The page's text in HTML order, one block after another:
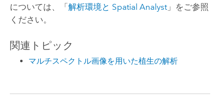
については、「 解析環境と Spatial Analyst」をご参照
ください。
関連トピック
マルチスペクトル画像を用いた植生の解析